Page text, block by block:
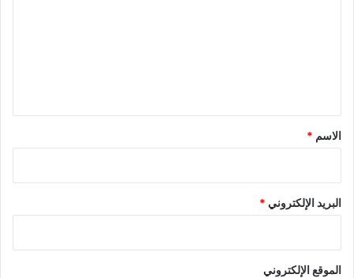
*
الاسم *
البريد الإلكتروني *
الموقع الإلكتروني